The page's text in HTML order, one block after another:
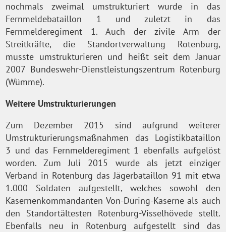
nochmals zweimal umstrukturiert wurde in das
Fernmeldebataillon 1 und zuletzt in das
Fernmelderegiment 1. Auch der zivile Arm der
Streitkräfte, die Standortverwaltung Rotenburg,
musste umstrukturieren und heißt seit dem Januar
2007 Bundeswehr-Dienstleistungszentrum Rotenburg
(Wümme).
Weitere Umstrukturierungen
Zum Dezember 2015 sind aufgrund weiterer
Umstrukturierungsmaßnahmen das Logistikbataillon
3 und das Fernmelderegiment 1 ebenfalls aufgelöst
worden. Zum Juli 2015 wurde als jetzt einziger
Verband in Rotenburg das Jägerbataillon 91 mit etwa
1.000 Soldaten aufgestellt, welches sowohl den
Kasernenkommandanten Von-Düring-Kaserne als auch
den Standortältesten Rotenburg-Visselhövede stellt.
Ebenfalls neu in Rotenburg aufgestellt sind das